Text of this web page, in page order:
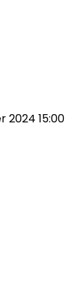
2024 15:00